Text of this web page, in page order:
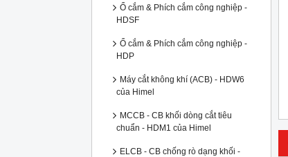
Ổ cắm & Phích cắm công nghiệp -
HDSF
Ổ cắm & Phích cắm công nghiệp -
HDP
Máy cắt không khí (ACB) - HDW6
của Himel
MCCB - CB khối dòng cắt tiêu
chuẩn - HDM1 của Himel
ELCB - CB chống rò dạng khối -